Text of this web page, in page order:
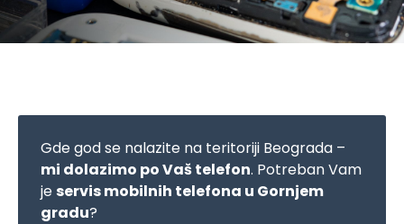
Gde god se nalazite na teritoriji Beograda –
mi dolazimo po Vaš telefon. Potreban Vam
je servis mobilnih telefona u Gornjem
gradu?